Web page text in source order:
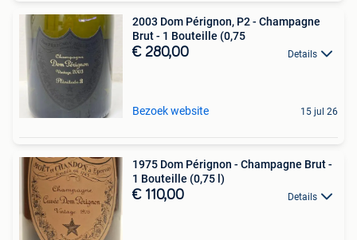
2003 Dom Pérignon, P2 - Champagne
Brut - 1 Bouteille (0,75
€ 280,00 Details
Bezoek website 15 jul 26
1975 Dom Pérignon - Champagne Brut -
1 Bouteille (0,75 l)
€ 110,00 Details